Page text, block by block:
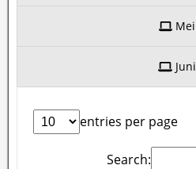
Mei
Juni
entries per page
Search: